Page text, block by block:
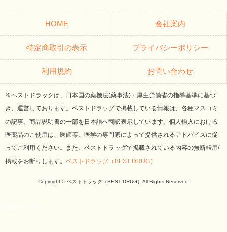
HOME 会社案内
特定商取引の表示 プライバシーポリシー
利用規約 お問い合わせ
※ベストドラッグは、日本国の薬機法(薬事法)・厚生労働省の指導基準に基づ
き、運営しております。ベストドラッグで掲載している情報は、各種マスコミ
の記事、商品説明書の一部を日本語へ翻訳表示しています。個人輸入における
医薬品のご使用は、医師等、医学の専門家によって提供されるアドバイスに従
ってご利用ください。また、ベストドラッグで掲載されている内容の無断転用/
掲載をお断りします。 ベストドラッグ（BEST DRUG）
Copyright © ベストドラッグ（BEST DRUG）All Rights Reserved.